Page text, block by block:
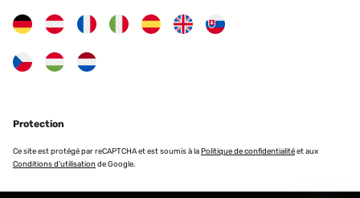
Protection
Ce site est protégé par reCAPTCHA et est soumis à laPolitique de confidentialitéet aux
Conditions d'utilisationde Google.